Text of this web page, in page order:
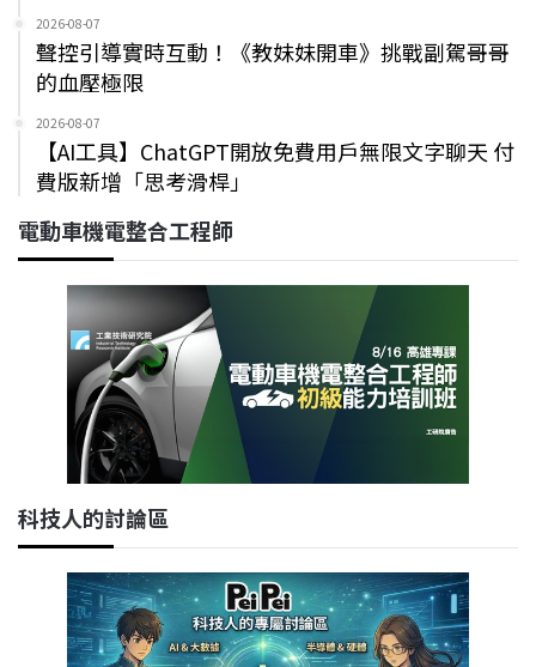
2026-08-07
聲控引導實時互動！《教妹妹開車》挑戰副駕哥哥
的血壓極限
2026-08-07
【AI工具】ChatGPT開放免費用戶無限文字聊天 付
費版新增「思考滑桿」
電動車機電整合工程師
科技人的討論區